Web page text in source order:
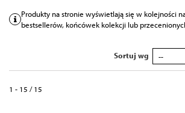
Produkty na stronie wyświetlają się w kolejności
bestsellerów, końcówek kolekcji lub
Sortuj wg
1 - 15 / 15